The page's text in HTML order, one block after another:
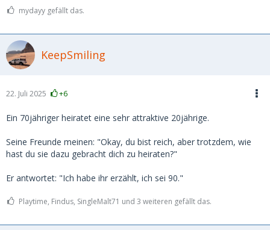
mydayy gefällt das.
KeepSmiling
22. Juli 2025 +6
Ein 70jähriger heiratet eine sehr attraktive 20jährige.
Seine Freunde meinen: "Okay, du bist reich, aber trotzdem, wie
hast du sie dazu gebracht dich zu heiraten?"
Er antwortet: "Ich habe ihr erzählt, ich sei 90."
Playtime, Findus, SingleMalt71 und 3 weiteren gefällt das.